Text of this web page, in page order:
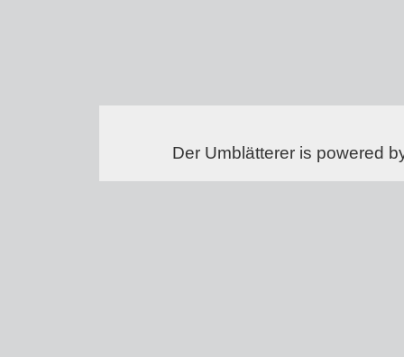
Der Umblätterer is powered